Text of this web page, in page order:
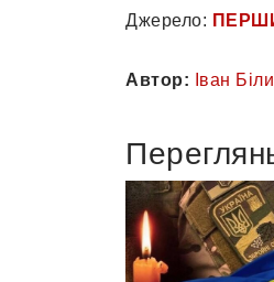
Джерело:
Автор: Іван